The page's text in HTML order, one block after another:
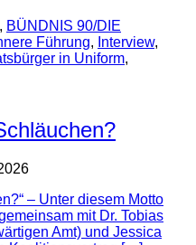
, BÜNDNIS 90/DIE
Führung, Interview,
in Uniform,
– Unter diesem Motto
mit Dr. Tobias
Amt) und Jessica